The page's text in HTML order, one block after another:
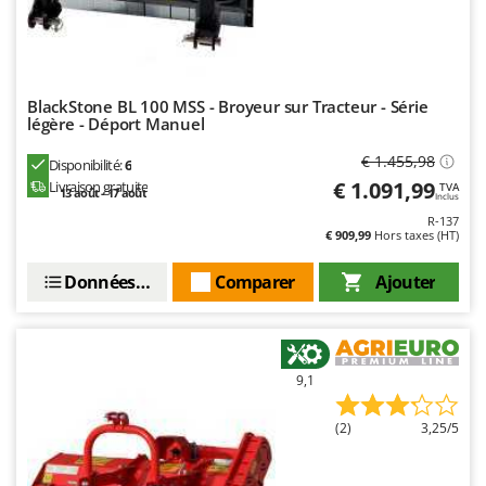
Stiga
T
TecnoGen
Tenco
Trev - Abrek - TecnoVIR
Trotec
BlackStone BL 100 MSS - Broyeur sur Tracteur - Série
légère - Déport Manuel
Disponibilité:6
Livraison gratuite
13 août - 17 août
€ 1.455,98
€ 1.091,99 TVA
Inclus
R-137
€ 909,99 Hors taxes (HT)
Ajouter
Comparer
Données techniques
9,1
(2) 3,25/5